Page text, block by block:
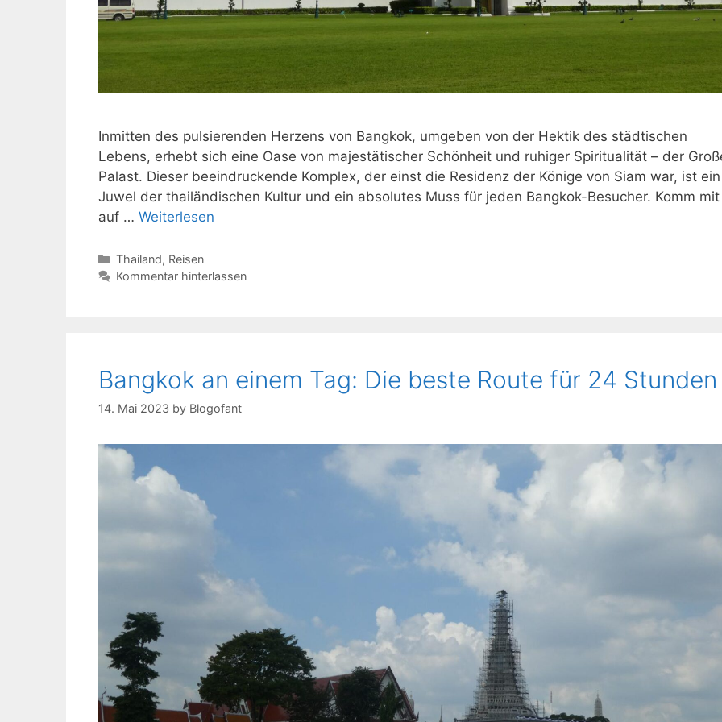
Inmitten des pulsierenden Herzens von Bangkok, umgeben von der Hektik des städtischen
Lebens, erhebt sich eine Oase von majestätischer Schönheit und ruhiger Spiritualität – der
Palast. Dieser beeindruckende Komplex, der einst die Residenz der Könige von Siam war, ist ein
Juwel der thailändischen Kultur und ein absolutes Muss für jeden Bangkok-Besucher. Komm mit
auf … Weiterlesen
Kategorien
Thailand, Reisen
Kommentar hinterlassen
Bangkok an einem Tag: Die beste Route für 24 Stunden
14. Mai 2023 by Blogofant